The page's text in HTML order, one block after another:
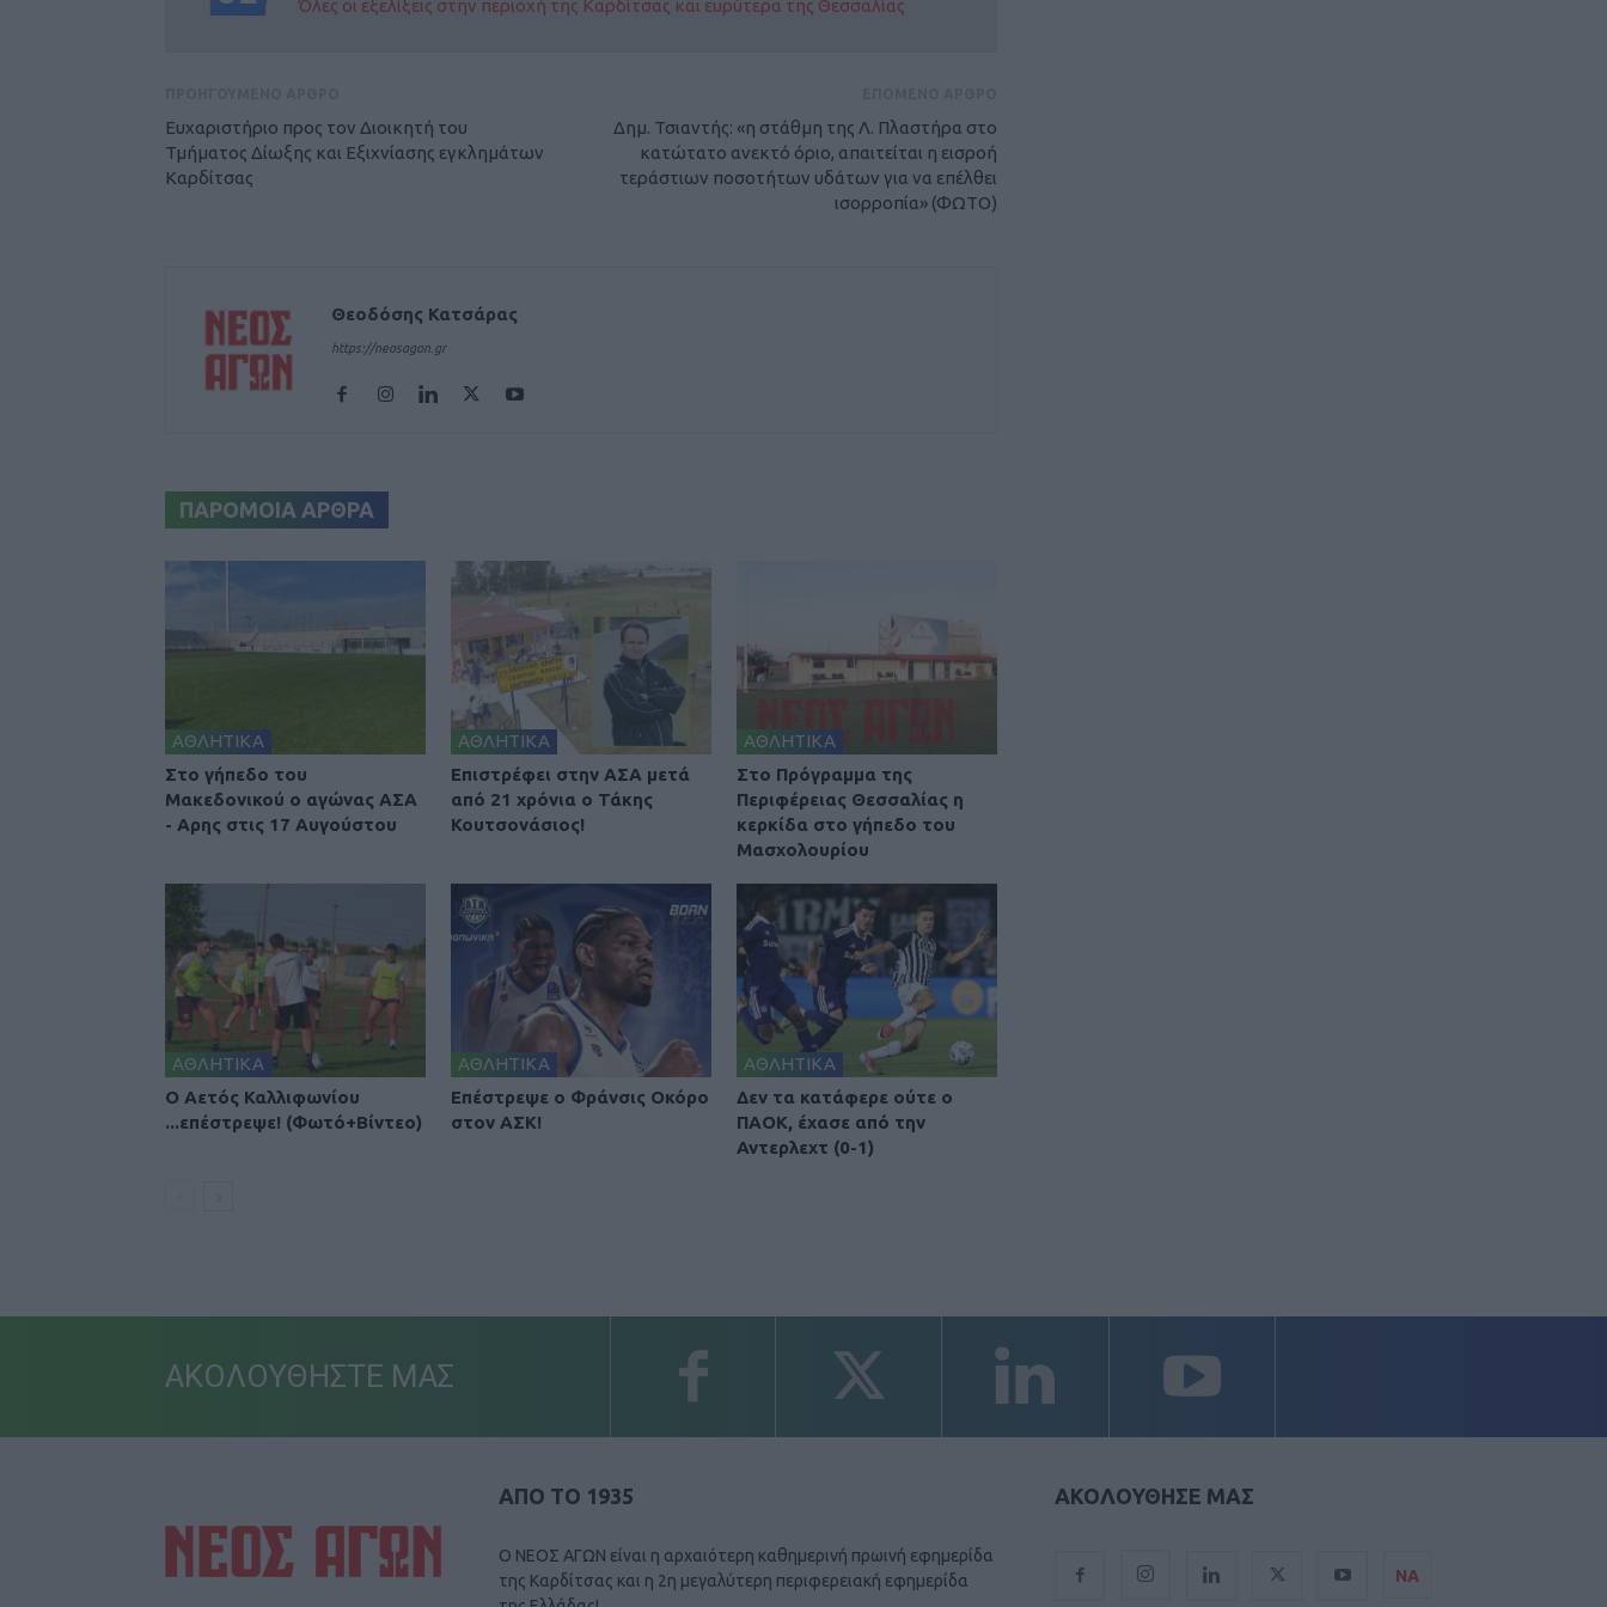
Όλες οι εξελίξεις στην περιοχή της Καρδίτσας και ευρύτερα της Θεσσαλίας
Ευχαριστήριο προς τον Διοικητή του
Τμήματος Δίωξης και Εξιχνίασης εγκλημάτων
Καρδίτσας
Δημ. Τσιαντής: «η στάθμη της Λ. Πλαστήρα στο
κατώτατο ανεκτό όριο, απαιτείται η εισροή
τεράστιων ποσοτήτων υδάτων για να επέλθει
ισορροπία» (ΦΩΤΟ)
Θεοδόσης Κατσάρας
https://neosagon.gr
ΠΑΡΟΜΟΙΑ ΑΡΘΡΑ
ΑΘΛΗΤΙΚΑ
Στο γήπεδο του
Μακεδονικού ο αγώνας ΑΣΑ
- Αρης στις 17 Αυγούστου
ΑΘΛΗΤΙΚΑ
Επιστρέφει στην ΑΣΑ μετά
από 21 χρόνια ο Τάκης
Κουτσονάσιος!
ΑΘΛΗΤΙΚΑ
Στο Πρόγραμμα της
Περιφέρειας Θεσσαλίας η
κερκίδα στο γήπεδο του
Μασχολουρίου
ΑΘΛΗΤΙΚΑ
Ο Αετός Καλλιφωνίου
...επέστρεψε! (Φωτό+Βίντεο)
ΑΘΛΗΤΙΚΑ
Επέστρεψε ο Φράνσις Οκόρο
στον ΑΣΚ!
ΑΘΛΗΤΙΚΑ
Δεν τα κατάφερε ούτε ο
ΠΑΟΚ, έχασε από την
Αντερλεχτ (0-1)
ΑΚΟΛΟΥΘΗΣΤΕ ΜΑΣ
ΑΠΟ ΤΟ 1935
Ο ΝΕΟΣ ΑΓΩΝ είναι η αρχαιότερη καθημερινή πρωινή εφημερίδα
της Καρδίτσας και η 2η μεγαλύτερη περιφερειακή εφημερίδα
ΑΚΟΛΟΥΘΗΣΕ ΜΑΣ
ΝΑ